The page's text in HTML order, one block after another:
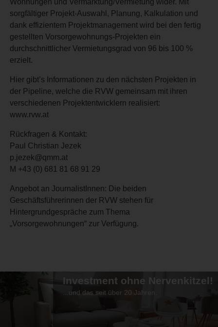
sorgfältiger Projekt-Auswahl, Planung, Kalkulation und
dank effizientem Projektmanagement wird bei den fertig
gestellten Vorsorgewohnungs-Projekten ein
durchschnittlicher Vermietungsgrad von 96 bis 100 %
erzielt.
Hier gibt’s Informationen zu den nächsten Projekten in
der Pipeline, welche die RVW gemeinsam mit ihren
verschiedenen Projektentwicklern realisiert:
www.rvw.at
Rückfragen & Kontakt:
Paul Christian Jezek
p.jezek@qmm.at
M +43 (0) 681 81 68 91 29
Angebot an JournalistInnen: Die beiden
Geschäftsführerinnen der RVW stehen für
Hintergrundgespräche zum Thema
„Vorsorgewohnungen“ zur Verfügung.
Investment ohne Nervenkitzel!
...und das seit über 20 Jahren.